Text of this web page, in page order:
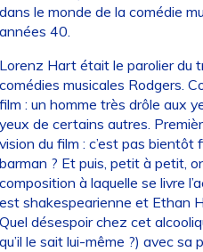
le monde de la comédie
40.
Hart était le parolier du
musicales Rodgers.
: un homme très drôle aux
de certains autres.
du film : c’est pas bientôt
? Et puis, petit à petit,
à laquelle se livre
shakespearienne et Ethan
désespoir chez cet
le sait lui-même ?) avec